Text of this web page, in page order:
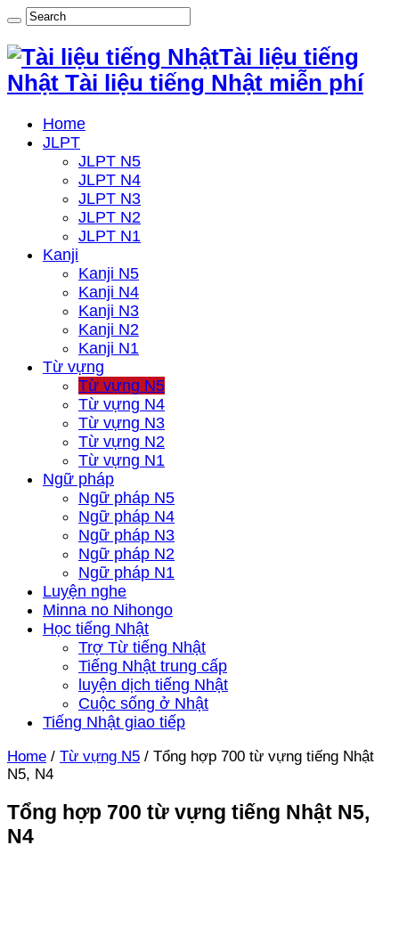
Tài liệu tiếng
Nhật Tài liệu tiếng Nhật miễn phí
Home
JLPT
JLPT N5
JLPT N4
JLPT N3
JLPT N2
JLPT N1
Kanji
Kanji N5
Kanji N4
Kanji N3
Kanji N2
Kanji N1
Từ vựng
Từ vựng N5
Từ vựng N4
Từ vựng N3
Từ vựng N2
Từ vựng N1
Ngữ pháp
Ngữ pháp N5
Ngữ pháp N4
Ngữ pháp N3
Ngữ pháp N2
Ngữ pháp N1
Luyện nghe
Minna no Nihongo
Học tiếng Nhật
Trợ Từ tiếng Nhật
Tiếng Nhật trung cấp
luyện dịch tiếng Nhật
Cuộc sống ở Nhật
Tiếng Nhật giao tiếp
Home / Từ vựng N5 / Tổng hợp 700 từ vựng tiếng Nhật
N5, N4
Tổng hợp 700 từ vựng tiếng Nhật N5,
N4